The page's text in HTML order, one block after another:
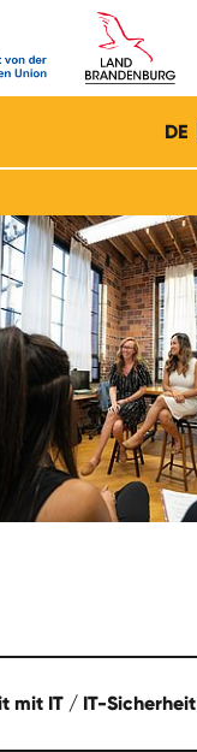
DE
mit IT / IT-Sicherheit